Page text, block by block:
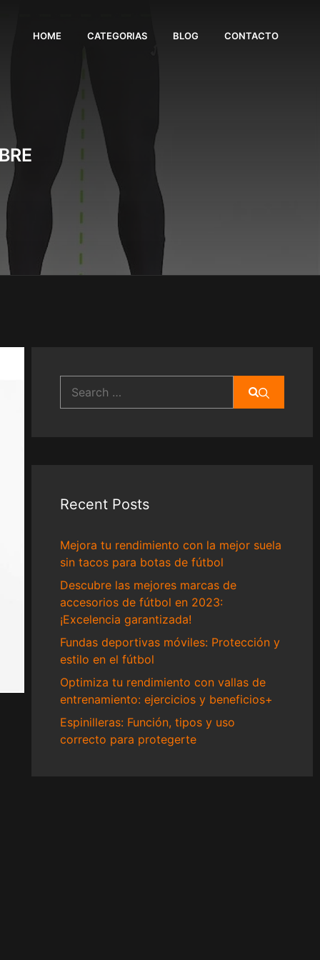
HOME CATEGORIAS BLOG CONTACTO
for:
Recent Posts
Mejora tu rendimiento con la mejor suela
sin tacos para botas de fútbol
Descubre las mejores marcas de
accesorios de fútbol en 2023:
¡Excelencia garantizada!
Fundas deportivas móviles: Protección y
estilo en el fútbol
Optimiza tu rendimiento con vallas de
entrenamiento: ejercicios y beneficios+
Espinilleras: Función, tipos y uso
correcto para protegerte